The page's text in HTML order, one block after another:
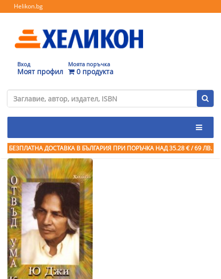
Helikon.bg
Вход
Моят профил
Моята поръчка
0 продукта
БЕЗПЛАТНА ДОСТАВКА В БЪЛГАРИЯ ПРИ ПОРЪЧКА НАД 35.28 € / 69 ЛВ.